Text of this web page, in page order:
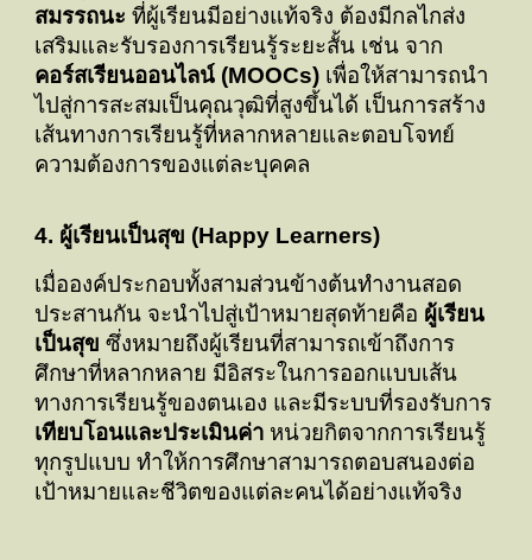
สมรรถนะ ที่ผู้เรียนมีอย่างแท้จริง ต้องมีกลไกส่ง
เสริมและรับรองการเรียนรู้ระยะสั้น เช่น จาก
คอร์สเรียนออนไลน์ (MOOCs) เพื่อให้สามารถนำ
ไปสู่การสะสมเป็นคุณวุฒิที่สูงขึ้นได้ เป็นการสร้าง
เส้นทางการเรียนรู้ที่หลากหลายและตอบโจทย์
ความต้องการของแต่ละบุคคล
4. ผู้เรียนเป็นสุข (Happy Learners)
เมื่อองค์ประกอบทั้งสามส่วนข้างต้นทำงานสอด
ประสานกัน จะนำไปสู่เป้าหมายสุดท้ายคือ ผู้เรียน
เป็นสุข ซึ่งหมายถึงผู้เรียนที่สามารถเข้าถึงการ
ศึกษาที่หลากหลาย มีอิสระในการออกแบบเส้น
ทางการเรียนรู้ของตนเอง และมีระบบที่รองรับการ
เทียบโอนและประเมินค่า หน่วยกิตจากการเรียนรู้
ทุกรูปแบบ ทำให้การศึกษาสามารถตอบสนองต่อ
เป้าหมายและชีวิตของแต่ละคนได้อย่างแท้จริง